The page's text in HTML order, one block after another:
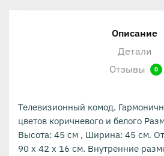
Описание
Детали
Отзывы
0
Телевизионный комод.
цветов коричневого и белого
Высота: 45 см , Ширина: 45 см.
90 x 42 x 16 см. Внутренние